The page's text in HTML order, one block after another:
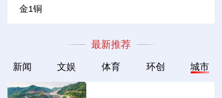
金1铜
最新推荐
新闻 文娱 体育 环创 城市